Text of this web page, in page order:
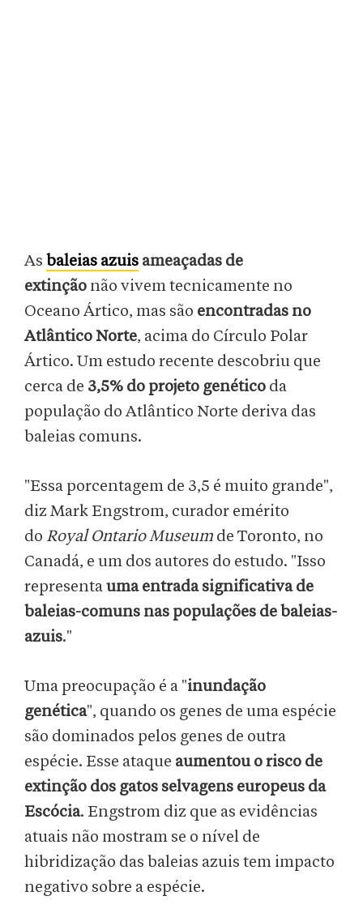
As baleias azuis ameaçadas de
extinção não vivem tecnicamente no
Oceano Ártico, mas são encontradas no
Atlântico Norte, acima do Círculo Polar
Ártico. Um estudo recente descobriu que
cerca de 3,5% do projeto genético da
população do Atlântico Norte deriva das
baleias comuns.
"Essa porcentagem de 3,5 é muito grande",
diz Mark Engstrom, curador emérito
do Royal Ontario Museum de Toronto, no
Canadá, e um dos autores do estudo. "Isso
representauma entrada significativa de
baleias-comuns nas populações de baleias-
azuis."
Uma preocupação é a "inundação
genética", quando os genes de uma espécie
são dominados pelos genes de outra
espécie. Esse ataque aumentou o risco de
extinção dos gatos selvagens europeus da
Escócia. Engstrom diz que as evidências
atuais não mostram se o nível de
hibridização das baleias azuis tem impacto
negativo sobre a espécie.